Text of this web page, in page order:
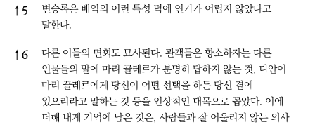
↑ 5
변승록은 배역의 이런 특성 덕에 연기가 어렵지 않았다고
말한다.
↑ 6
다른 이들의 면회도 묘사된다. 관객들은 항소하자는 다른
인물들의 말에 마리 끌레르가 분명히 답하지 않는 것, 디안이
마리 끌레르에게 당신이 어떤 선택을 하든 당신 곁에
있으리라고 말하는 것 등을 인상적인 대목으로 꼽았다. 이에
더해 내게 기억에 남은 것은, 사람들과 잘 어울리지 않는 의사